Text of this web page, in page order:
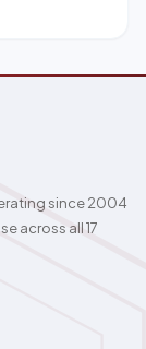
since 2004
across all 17